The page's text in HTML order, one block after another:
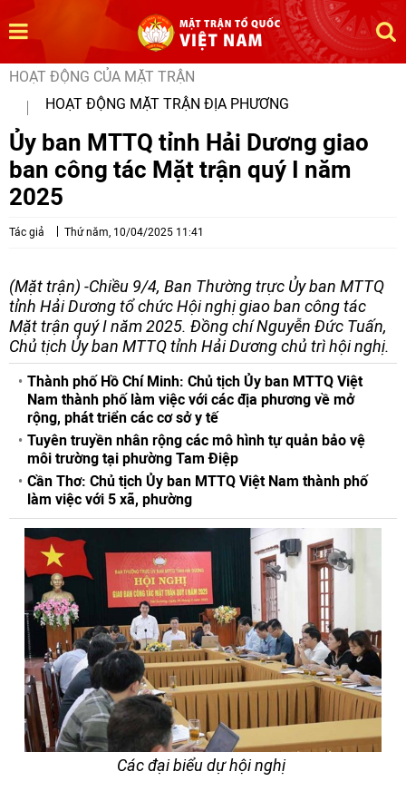
HOẠT ĐỘNG CỦA MẶT TRẬN
HOẠT ĐỘNG MẶT TRẬN ĐỊA PHƯƠNG
Ủy ban MTTQ tỉnh Hải Dương giao
ban công tác Mặt trận quý I năm
2025
Tác giả Thứ năm, 10/04/2025 11:41
(Mặt trận) -Chiều 9/4, Ban Thường trực Ủy ban MTTQ
tỉnh Hải Dương tổ chức Hội nghị giao ban công tác
Mặt trận quý I năm 2025. Đồng chí Nguyễn Đức Tuấn,
Chủ tịch Ủy ban MTTQ tỉnh Hải Dương chủ trì hội nghị.
Thành phố Hồ Chí Minh: Chủ tịch Ủy ban MTTQ Việt
Nam thành phố làm việc với các địa phương về mở
rộng, phát triển các cơ sở y tế
Tuyên truyền nhân rộng các mô hình tự quản bảo vệ
môi trường tại phường Tam Điệp
Cần Thơ: Chủ tịch Ủy ban MTTQ Việt Nam thành phố
làm việc với 5 xã, phường
Các đại biểu dự hội nghị